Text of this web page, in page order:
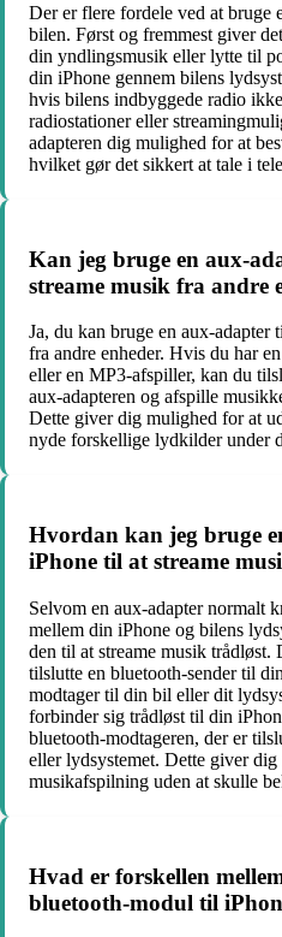
Der er flere fordele ved at bruge
bilen. Først og fremmest giver
din yndlingsmusik eller lytte til
din iPhone gennem bilens
hvis bilens indbyggede radio
radiostationer eller
adapteren dig mulighed for at
hvilket gør det sikkert at tale i
Kan jeg bruge en aux-
streame musik fra andre
Ja, du kan bruge en aux-adapter
fra andre enheder. Hvis du har
eller en MP3-afspiller, kan du
aux-adapteren og afspille
Dette giver dig mulighed for at
nyde forskellige lydkilder under
Hvordan kan jeg bruge
iPhone til at streame
Selvom en aux-adapter normalt
mellem din iPhone og bilens
den til at streame musik trådløst.
tilslutte en bluetooth-sender til
modtager til din bil eller dit
forbinder sig trådløst til din
bluetooth-modtageren, der er
eller lydsystemet. Dette giver
musikafspilning uden at skulle
Hvad er forskellen
bluetooth-modul til